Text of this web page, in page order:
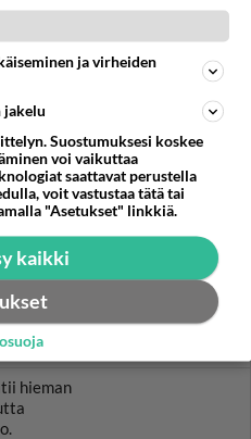
ja
sopii
tai
-
hieman
ja virheiden
jakelu
Suostumuksesi koskee
voi vaikuttaa
saattavat perustella
voit vastustaa tätä tai
"Asetukset" linkkiä.
kaikki